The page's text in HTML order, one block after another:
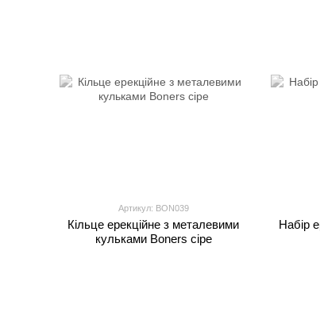
Артикул: BON039
Кільце ерекційне з металевими
кульками Boners сіре
Набір